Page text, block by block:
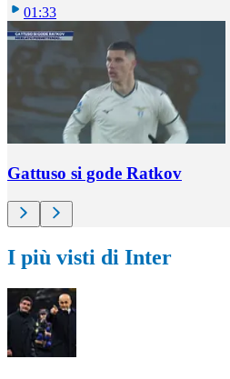
01:33
Gattuso si gode Ratkov
I più visti di Inter